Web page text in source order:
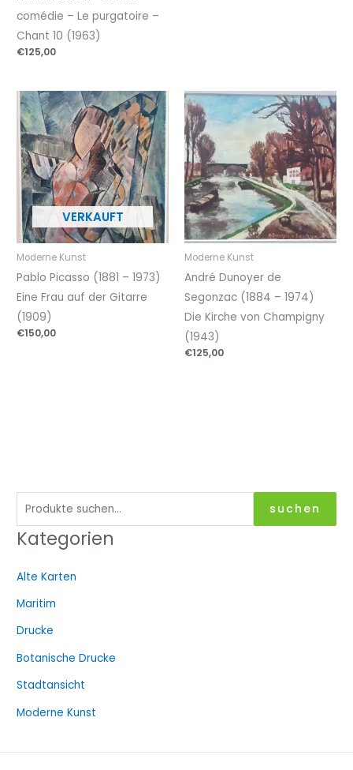
u
c
n
a
c
suchen
Kategorien
Alte Karten
Maritim
Drucke
Botanische Drucke
Stadtansicht
Moderne Kunst
comédie – Le purgatoire –
Chant 10 (1963)
€125,00
Moderne Kunst
Pablo Picasso (1881 – 1973)
Eine Frau auf der Gitarre
(1909)
€150,00
Moderne Kunst
André Dunoyer de
Segonzac (1884 – 1974)
Die Kirche von Champigny
(1943)
€125,00